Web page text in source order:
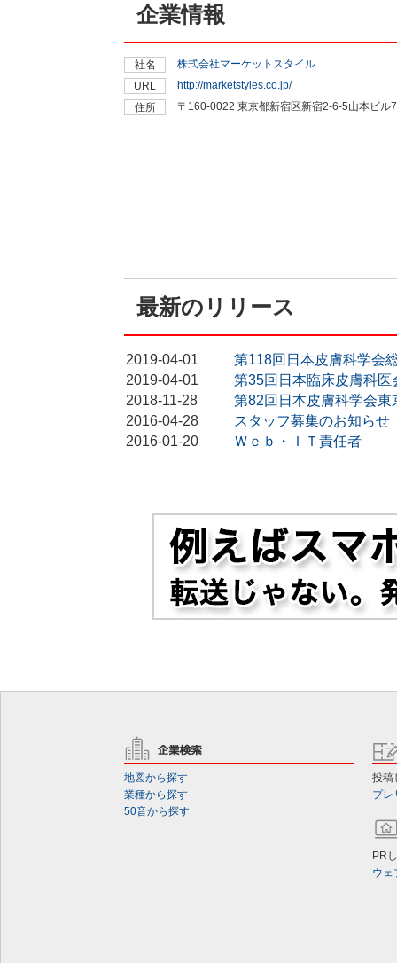
企業情報
社名
株式会社マーケットスタイル
URL
http://marketstyles.co.jp/
住所
〒160-0022 東京都新宿区新宿2-6-5山本ビル
最新のリリース
2019-04-01
第118回日本皮膚科学会
2019-04-01
第35回日本臨床皮膚科
2018-11-28
第82回日本皮膚科学会東
2016-04-28
スタッフ募集のお知らせ
2016-01-20
Ｗｅｂ・ＩＴ責任者
地図から探す
業種から探す
50音から探す
投稿
プレ
PR
ウェ